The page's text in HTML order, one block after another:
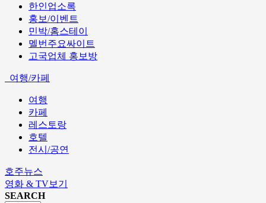
한인업소록
홍보/이벤트
민박/홈스테이
멜번주요싸이트
고국업체 홍보방
여행/카페
여행
카페
레스토랑
호텔
전시/공연
호주뉴스
영화 & TV보기
SEARCH